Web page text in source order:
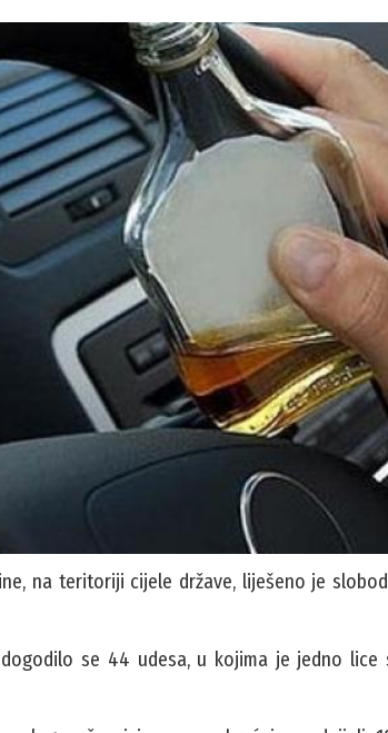
na teritoriji cijele države, liješeno je
se 44 udesa, u kojima je jedno